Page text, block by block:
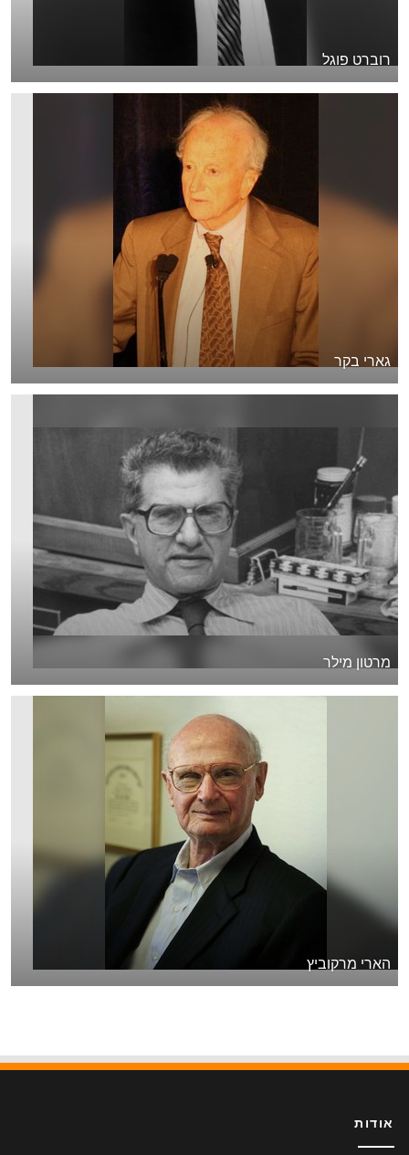
רוברט פוגל
גארי בקר
מרטון מילר
הארי מרקוביץ
אודות